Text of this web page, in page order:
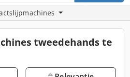
tweedehands te